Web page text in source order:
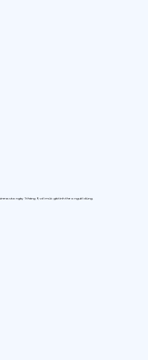
vào ngày 1 tháng 9, với mức giá tính theo người dùng.